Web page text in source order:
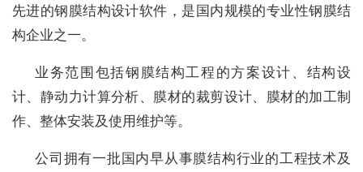
先进的钢膜结构设计软件，是国内规模的专业性钢膜结
构企业之一。
业务范围包括钢膜结构工程的方案设计、结构设
计、静动力计算分析、膜材的裁剪设计、膜材的加工制
作、整体安装及使用维护等。
公司拥有一批国内早从事膜结构行业的工程技术及